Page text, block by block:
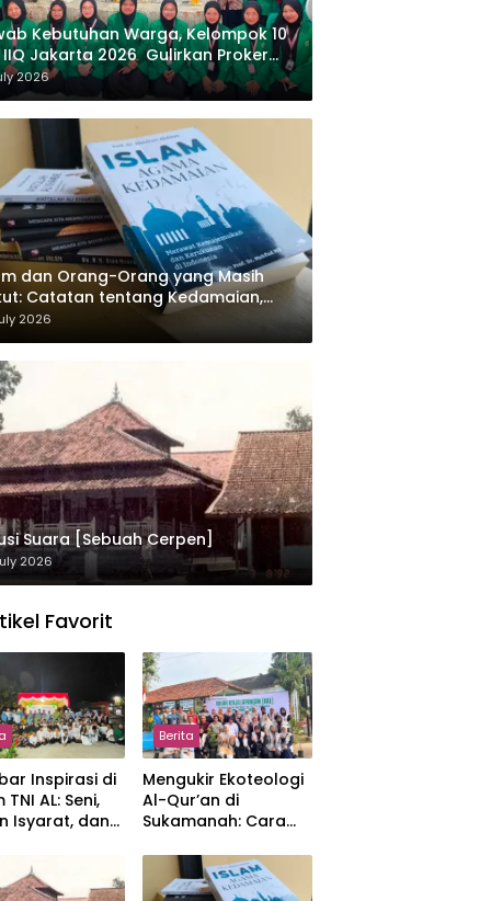
Kebutuhan Warga, Kelompok 10
IIQ Jakarta 2026 Gulirkan Proker
Al-Qur’an di Sukamanah
2026
dan Orang-Orang yang Masih
Catatan tentang Kedamaian,
dan Negara dalam
Masykuri Abdillah
2026
Suara [Sebuah Cerpen]
2026
Favorit
Inspirasi di
TNI AL: Seni,
Isyarat, dan
Berita
Mengukir Ekoteologi
Al-Qur’an di
Sukamanah: Cara
Jakarta Menjaga
Bumi Jonggol